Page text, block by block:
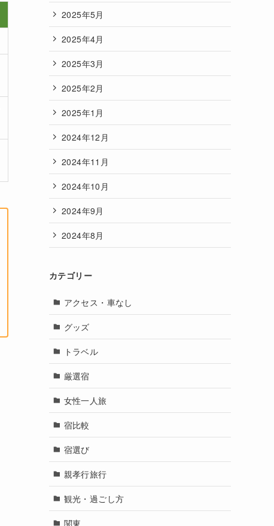
2025年5月
2025年4月
2025年3月
2025年2月
2025年1月
2024年12月
2024年11月
2024年10月
2024年9月
2024年8月
カテゴリー
アクセス・車なし
グッズ
トラベル
厳選宿
女性一人旅
宿比較
宿選び
親孝行旅行
観光・過ごし方
関東